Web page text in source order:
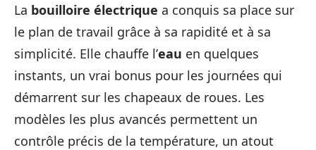
La bouilloire électrique a conquis sa place sur
le plan de travail grâce à sa rapidité et à sa
simplicité. Elle chauffe l’eau en quelques
instants, un vrai bonus pour les journées qui
démarrent sur les chapeaux de roues. Les
modèles les plus avancés permettent un
contrôle précis de la température, un atout